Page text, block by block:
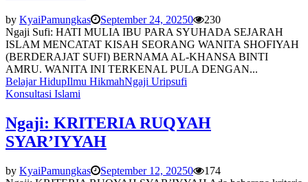
by KyaiPamungkas September 24, 20250
230
Ngaji Sufi: HATI MULIA IBU PARA SYUHADA SEJARAH
ISLAM MENCATAT KISAH SEORANG WANITA SHOFIYAH
(BERDERAJAT SUFI) BERNAMA AL-KHANSA BINTI
AMRU. WANITA INI TERKENAL PULA DENGAN...
Belajar HidupIlmu HikmahNgaji Uripsufi
Konsultasi Islami
Ngaji: KRITERIA RUQYAH
SYAR’IYYAH
by KyaiPamungkas September 12, 20250
174